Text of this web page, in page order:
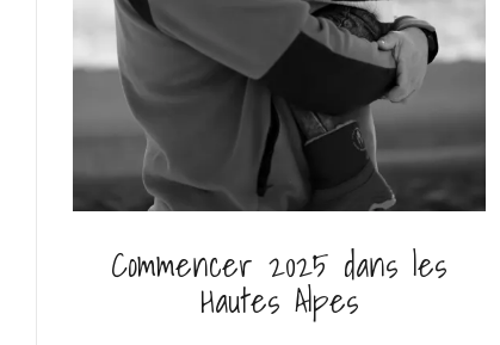
Commencer 2025 dans les
Hautes Alpes